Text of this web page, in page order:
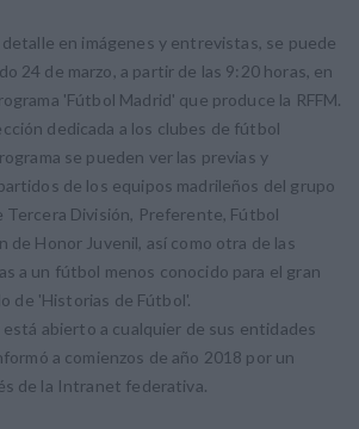
en imágenes y entrevistas, se puede
24 de marzo, a partir de las 9:20 horas, en
'Fútbol Madrid' que produce la RFFM.
dedicada a los clubes de fútbol
se pueden ver las previas y
de los equipos madrileños del grupo
Tercera División, Preferente, Fútbol
de Honor Juvenil, así como otra de las
a un fútbol menos conocido para el gran
de 'Historias de Fútbol'.
abierto a cualquier de sus entidades
a comienzos de año 2018 por un
de la Intranet federativa.